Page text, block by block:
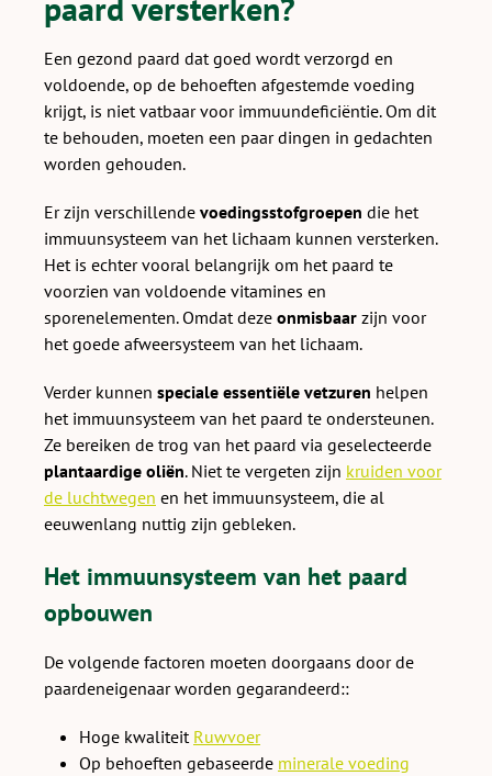
Een gezond paard dat goed wordt verzorgd en
voldoende, op de behoeften afgestemde voeding
krijgt, is niet vatbaar voor immuundeficiëntie. Om dit
te behouden, moeten een paar dingen in gedachten
worden gehouden.
Er zijn verschillende voedingsstofgroepen die het
immuunsysteem van het lichaam kunnen versterken.
Het is echter vooral belangrijk om het paard te
voorzien van voldoende vitamines en
sporenelementen. Omdat deze onmisbaar zijn voor
het goede afweersysteem van het lichaam.
Verder kunnen speciale essentiële vetzuren helpen
het immuunsysteem van het paard te ondersteunen.
Ze bereiken de trog van het paard via geselecteerde
plantaardige oliën. Niet te vergeten zijn kruiden voor
de luchtwegen en het immuunsysteem, die al
eeuwenlang nuttig zijn gebleken.
Het immuunsysteem van het paard
opbouwen
De volgende factoren moeten doorgaans door de
paardeneigenaar worden gegarandeerd::
Hoge kwaliteit Ruwvoer
Op behoeften gebaseerde minerale voeding